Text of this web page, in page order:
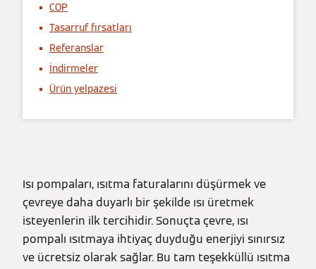
COP
Tasarruf fırsatları
Referanslar
İndirmeler
Ürün yelpazesi
Isı pompaları, ısıtma faturalarını düşürmek ve
çevreye daha duyarlı bir şekilde ısı üretmek
isteyenlerin ilk tercihidir. Sonuçta çevre, ısı
pompalı ısıtmaya ihtiyaç duyduğu enerjiyi sınırsız
ve ücretsiz olarak sağlar. Bu tam teşekküllü ısıtma